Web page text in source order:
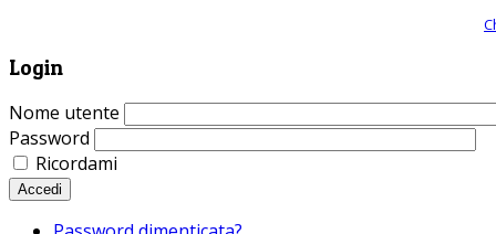
Login
Nome utente
Password
Ricordami
Accedi